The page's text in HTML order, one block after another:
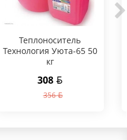
Теплоноситель
Технология Уюта-65 50
кг
308
356